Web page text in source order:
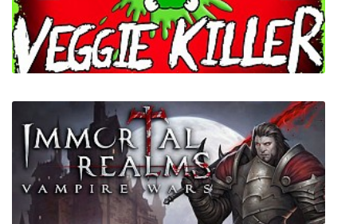
Metal Unit
Veggie Killer - Remastered